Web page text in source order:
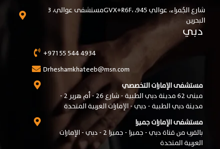
مستشفى عوالي، 3GVX+R6F، شارع الجُمراء، عوالي 945،
البحرين
دبي
+971 55 544 4934
Drheshamkhateeb@msn.com
مستشفى الإمارات التخصصي
مبنى 62 مدينة دبي الطبية - شارع 26 - أم هرير 2 -
مدينة دبي الطبية - دبي - الإمارات العربية المتحدة
مستشفى الإمارات جميرا
بالقرب من قناة دبي - جميرا - جميرا 2 - دبي - الإمارات
العربية المتحدة